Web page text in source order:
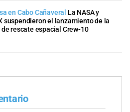
en Cabo Cañaveral La NASA y
suspendieron el lanzamiento de la
rescate espacial Crew-10